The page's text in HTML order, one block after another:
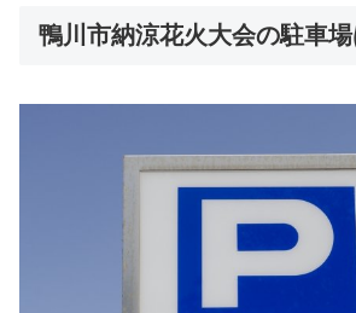
鴨川市納涼花火大会の駐車場